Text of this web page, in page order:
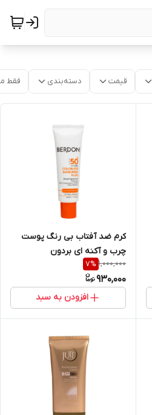
قیمت دسته‌بندی فقط
کرم ضد آفتاب بی رنگ پوست
چرب و آکنه ای بردون
1,000,000
7%
930,000
افزودن به سبد